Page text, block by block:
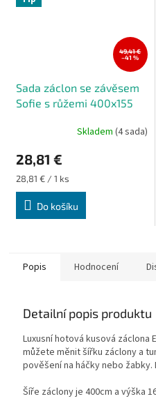
49,41 €
–41 %
Sada záclon se závěsem
Sofie s růžemi 400x155
Skladem (4 sada)
28,81 €
Měrná
cena:
28,81 € / 1 ks
Do košíku
Popis Hodnocení
Detailní popis produktu
Luxusní hotová kusová záclona
můžete měnit šířku záclony a
pověšení na háčky nebo žabky.
Šíře záclony je 400cm a výška